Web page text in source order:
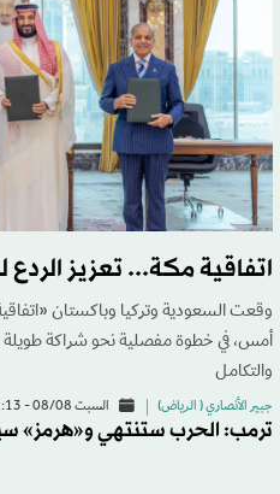
اتفاقية مكة... تعزيز الردع
وقعت السعودية وتركيا وباكستان
أمس، في خطوة مفصلية نحو شراكة طويلة
والتكامل
جبير الأنصاري ( الرياض) السبت 08/08 - 02:13
ترمب: الحرب ستنتهي و«هرمز»